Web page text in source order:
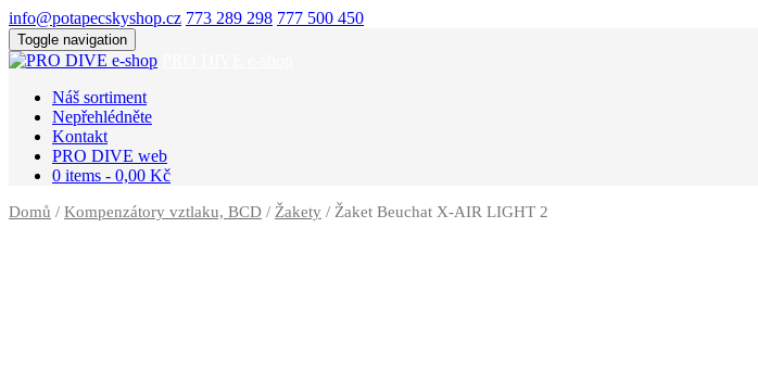
info@potapecskyshop.cz 773 289 298 777 500 450
Toggle navigation
Náš sortiment
Nepřehlédněte
Kontakt
PRO DIVE web
0 items - 0,00 Kč
Domů / Kompenzátory vztlaku, BCD / Žakety / Žaket Beuchat X-AIR LIGHT 2